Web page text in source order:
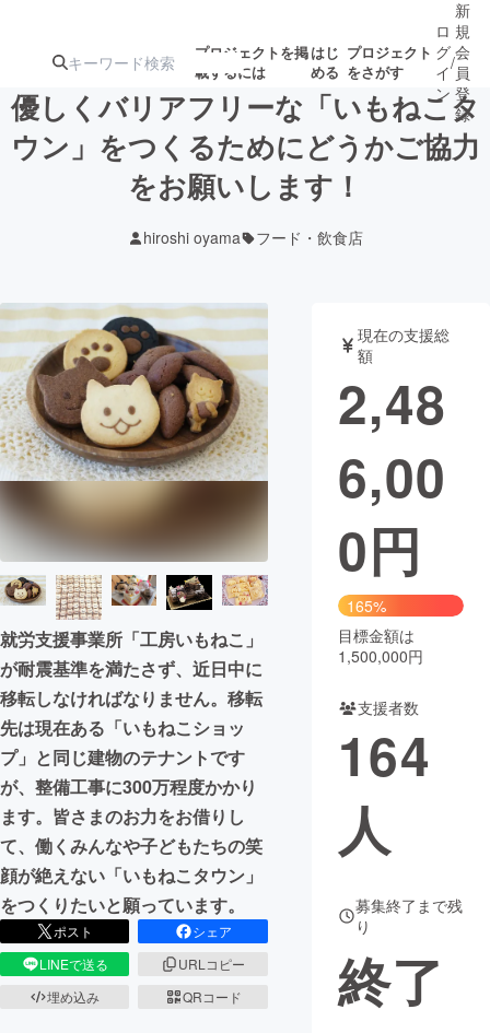
プロジェクトを掲
載するには
はじ
める
プロジェクト
をさがす
注目のリ 注目の新着プロ
ジェクト
募集終了が近いプ
ロジェクト
テクノロジー・ガジェット
映像・映画 書籍・雑誌
ビジネス・起業 チャレンジ
まちづくり・地域活性化
CAMPFIRE for Social Good CAMPFIRE Creation
CAMPFIREふるさと納税
コミュニティ
ロ
グ
イ
ン
/
新
規
会
員
登
録
優しくバリアフリーな「いもねこタ
ウン」をつくるためにどうかご協力
をお願いします！
hiroshi oyama フード・飲食店
就労支援事業所「工房いもねこ」
が耐震基準を満たさず、近日中に
移転しなければなりません。移転
先は現在ある「いもねこショッ
プ」と同じ建物のテナントです
が、整備工事に300万程度かかり
ます。皆さまのお力をお借りし
て、働くみんなや子どもたちの笑
顔が絶えない「いもねこタウン」
をつくりたいと願っています。
ポスト
シェア
LINEで送る
URLコピー
埋め込み
QRコード
現在の支援総
額
2,48
6,00
0円
165%
目標金額は
1,500,000円
支援者数
164
人
募集終了まで残
り
終了